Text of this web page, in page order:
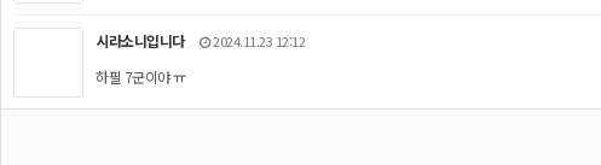
시라소니입니다 2024.11.23 12:12
하필 7군이야 ㅠ